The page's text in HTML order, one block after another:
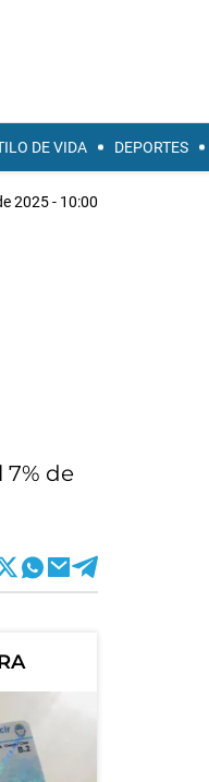
DE VIDA DEPORTES
2025 - 10:00
7% de